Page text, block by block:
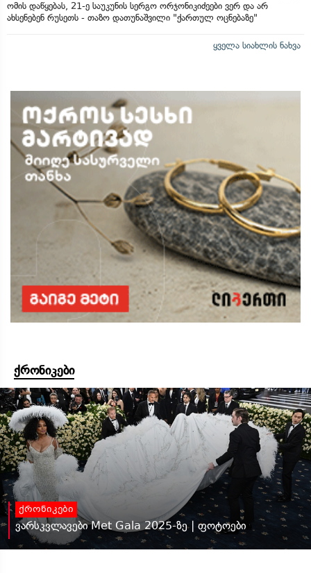
ომის დაწყებას, 21-ე საუკუნის სერგო ორჯონიკიძეები ვერ და არ
ახსენებენ რუსეთს - თაზო დათუნაშვილი "ქართულ ოცნებაზე"
ყველა სიახლის ნახვა
ქრონიკები
ქრონიკები
ვარსკვლავები Met Gala 2025-ზე | ფოტოები